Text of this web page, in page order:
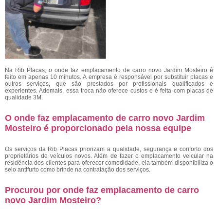
Na Rib Placas, o onde faz emplacamento de carro novo Jardim Mosteiro é
feito em apenas 10 minutos. A empresa é responsável por substituir placas e
outros serviços, que são prestados por profissionais qualificados e
experientes. Ademais, essa troca não oferece custos e é feita com placas de
qualidade 3M.
O onde faz emplacamento de carro novo Jardim
Mosteiro é proporcionado pela nossa equipe
Os serviços da Rib Placas priorizam a qualidade, segurança e conforto dos
proprietários de veículos novos. Além de fazer o emplacamento veicular na
residência dos clientes para oferecer comodidade, ela também disponibiliza o
selo antifurto como brinde na contratação dos serviços.
Procurou por onde faz emplacamento de carro
novo Jardim Mosteiro?